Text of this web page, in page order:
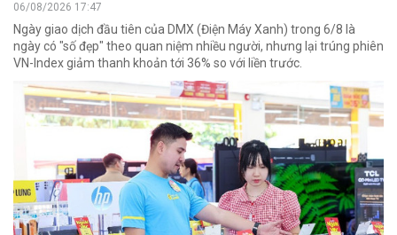
06/08/2026 17:47
Ngày giao dịch đầu tiên của DMX (Điện Máy Xanh) trong 6/8 là
ngày có "số đẹp" theo quan niệm nhiều người, nhưng lại trúng phiên
VN-Index giảm thanh khoản tới 36% so với liền trước.